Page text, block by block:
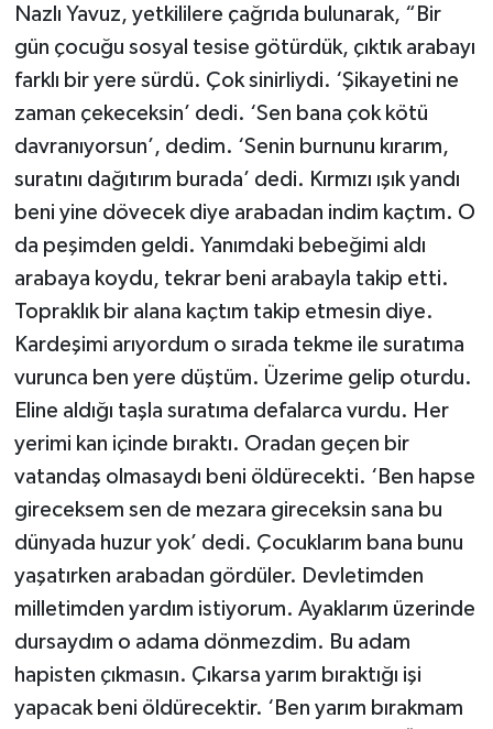
Nazlı Yavuz, yetkililere çağrıda bulunarak, “Bir
gün çocuğu sosyal tesise götürdük, çıktık arabayı
farklı bir yere sürdü. Çok sinirliydi. ‘Şikayetini ne
zaman çekeceksin’ dedi. ‘Sen bana çok kötü
davranıyorsun’, dedim. ‘Senin burnunu kırarım,
suratını dağıtırım burada’ dedi. Kırmızı ışık yandı
beni yine dövecek diye arabadan indim kaçtım. O
da peşimden geldi. Yanımdaki bebeğimi aldı
arabaya koydu, tekrar beni arabayla takip etti.
Topraklık bir alana kaçtım takip etmesin diye.
Kardeşimi arıyordum o sırada tekme ile suratıma
vurunca ben yere düştüm. Üzerime gelip oturdu.
Eline aldığı taşla suratıma defalarca vurdu. Her
yerimi kan içinde bıraktı. Oradan geçen bir
vatandaş olmasaydı beni öldürecekti. ‘Ben hapse
gireceksem sen de mezara gireceksin sana bu
dünyada huzur yok’ dedi. Çocuklarım bana bunu
yaşatırken arabadan gördüler. Devletimden
milletimden yardım istiyorum. Ayaklarım üzerinde
dursaydım o adama dönmezdim. Bu adam
hapisten çıkmasın. Çıkarsa yarım bıraktığı işi
yapacak beni öldürecektir. ‘Ben yarım bırakmam